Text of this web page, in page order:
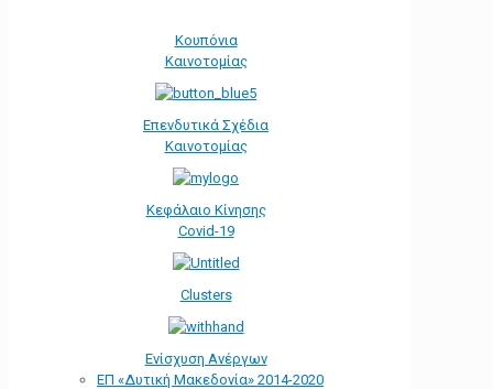
Κουπόνια
Καινοτομίας
Επενδυτικά Σχέδια
Καινοτομίας
Κεφάλαιο Κίνησης
Covid-19
Clusters
Ενίσχυση Ανέργων
ΕΠ «Δυτική Μακεδονία» 2014-2020